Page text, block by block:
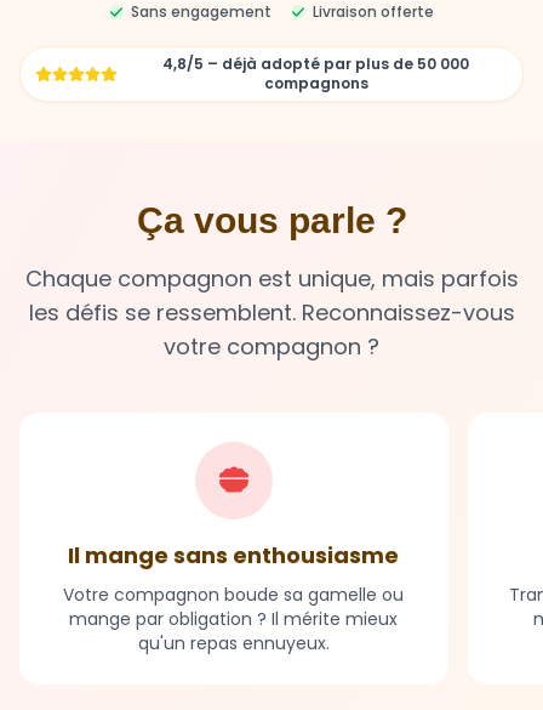
Sans engagement Livraison offerte
4,8/5 – déjà adopté par plus de 50 000
compagnons
Ça vous parle ?
Chaque compagnon est unique, mais parfois
les défis se ressemblent. Reconnaissez-vous
votre compagnon ?
Il mange sans enthousiasme
Votre compagnon boude sa gamelle ou
mange par obligation ? Il mérite mieux
qu'un repas ennuyeux.